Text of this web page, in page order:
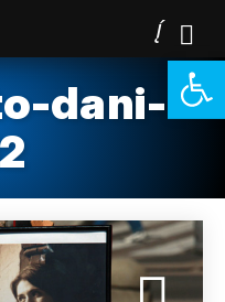
dani-